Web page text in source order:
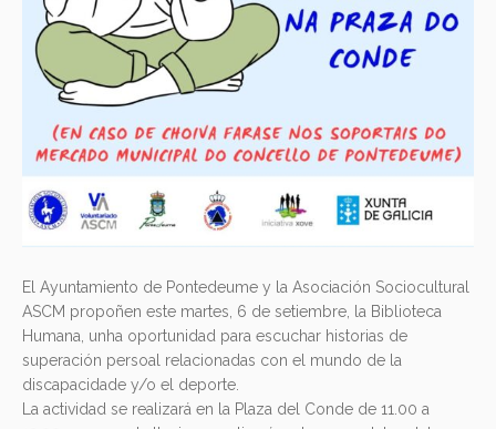
El Ayuntamiento de Pontedeume y la Asociación Sociocultural
ASCM propoñen este martes, 6 de setiembre, la Biblioteca
Humana, unha oportunidad para escuchar historias de
superación persoal relacionadas con el mundo de la
discapacidade y/o el deporte.
La actividad se realizará en la Plaza del Conde de 11.00 a